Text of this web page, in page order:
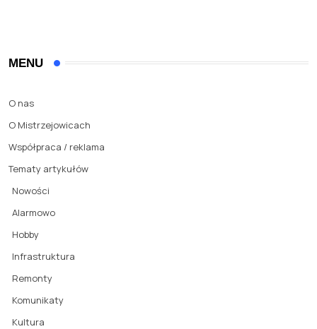
MENU
O nas
O Mistrzejowicach
Współpraca / reklama
Tematy artykułów
Nowości
Alarmowo
Hobby
Infrastruktura
Remonty
Komunikaty
Kultura